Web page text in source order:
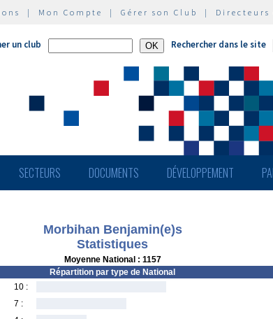
| Mon Compte | Gérer son Club | Directeurs
un club Rechercher dans le site
SECTEURS DOCUMENTS DÉVELOPPEMENT
Morbihan Benjamin(e)s
Statistiques
Moyenne National : 1157
Répartition par type de National
10 :
7 :